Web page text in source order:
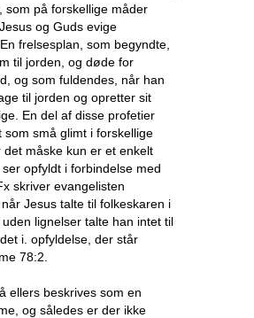
som på forskellige måder
og Guds evige
frelsesplan, som begyndte,
til jorden, og døde for
og som fuldendes, når han
til jorden og opretter sit
En del af disse profetier
som små glimt i forskellige
det måske kun er et enkelt
opfyldt i forbindelse med
skriver evangelisten
Jesus talte til folkeskaren i
uden lignelser talte han intet til
i. opfyldelse, der står
78:2.
ellers beskrives som en
og således er der ikke